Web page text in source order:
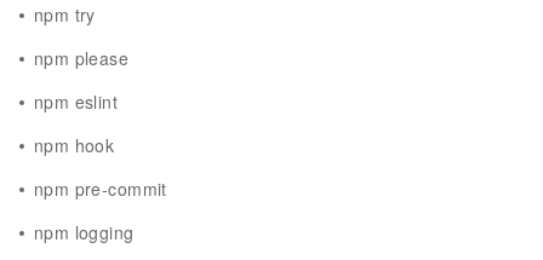
npm try
npm please
npm eslint
npm hook
npm pre-commit
npm logging